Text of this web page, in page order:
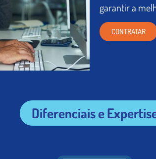
garantir a
CONTRATAR
Diferenciais e